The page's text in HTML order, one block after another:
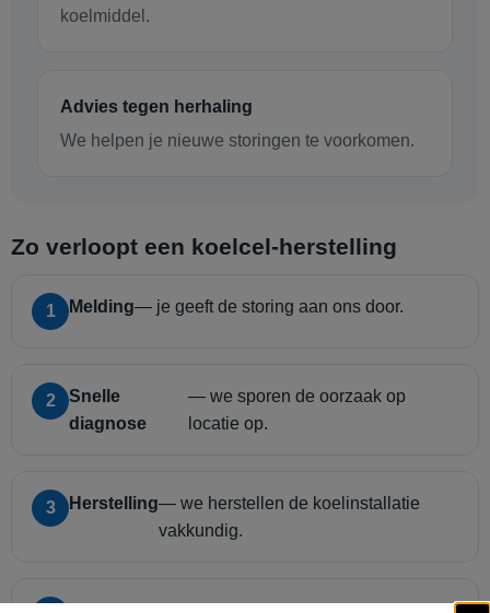
koelmiddel.
Advies tegen herhaling
We helpen je nieuwe storingen te voorkomen.
Zo verloopt een koelcel-herstelling
1 Melding— je geeft de storing aan ons door.
2
Snelle
diagnose
— we sporen de oorzaak op
locatie op.
3 Herstelling— we herstellen de koelinstallatie
vakkundig.